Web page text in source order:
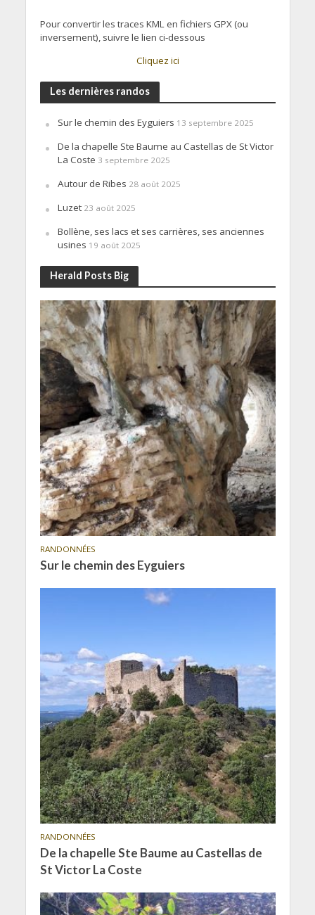
Pour convertir les traces KML en fichiers GPX (ou
inversement), suivre le lien ci-dessous
Cliquez ici
Les dernières randos
Sur le chemin des Eyguiers 13 septembre 2025
De la chapelle Ste Baume au Castellas de St Victor
La Coste 3 septembre 2025
Autour de Ribes 28 août 2025
Luzet 23 août 2025
Bollène, ses lacs et ses carrières, ses anciennes
usines 19 août 2025
Herald Posts Big
RANDONNÉES
Sur le chemin des Eyguiers
RANDONNÉES
De la chapelle Ste Baume au Castellas de
St Victor La Coste